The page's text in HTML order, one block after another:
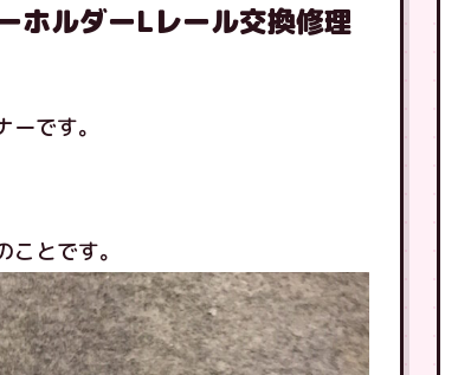
ルダーLレール交換修理
です。
とです。